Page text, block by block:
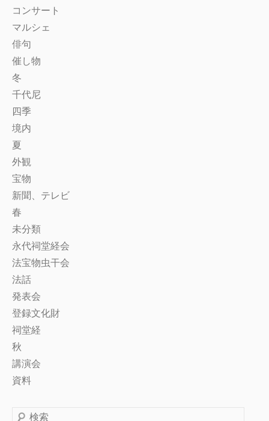
コンサート
マルシェ
俳句
催し物
冬
千代尼
四季
境内
夏
外観
宝物
新聞、テレビ
春
未分類
永代祠堂経会
法宝物虫干会
法話
発表会
登録文化財
祠堂経
秋
講演会
資料
検